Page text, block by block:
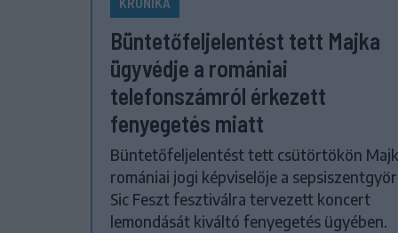
Büntetőfeljelentést tett Majka
ügyvédje a romániai
telefonszámról érkezett
fenyegetés miatt
Büntetőfeljelentést tett csütörtökön
romániai jogi képviselője a
Sic Feszt fesztiválra tervezett koncert
lemondását kiváltó fenyegetés ügyében.